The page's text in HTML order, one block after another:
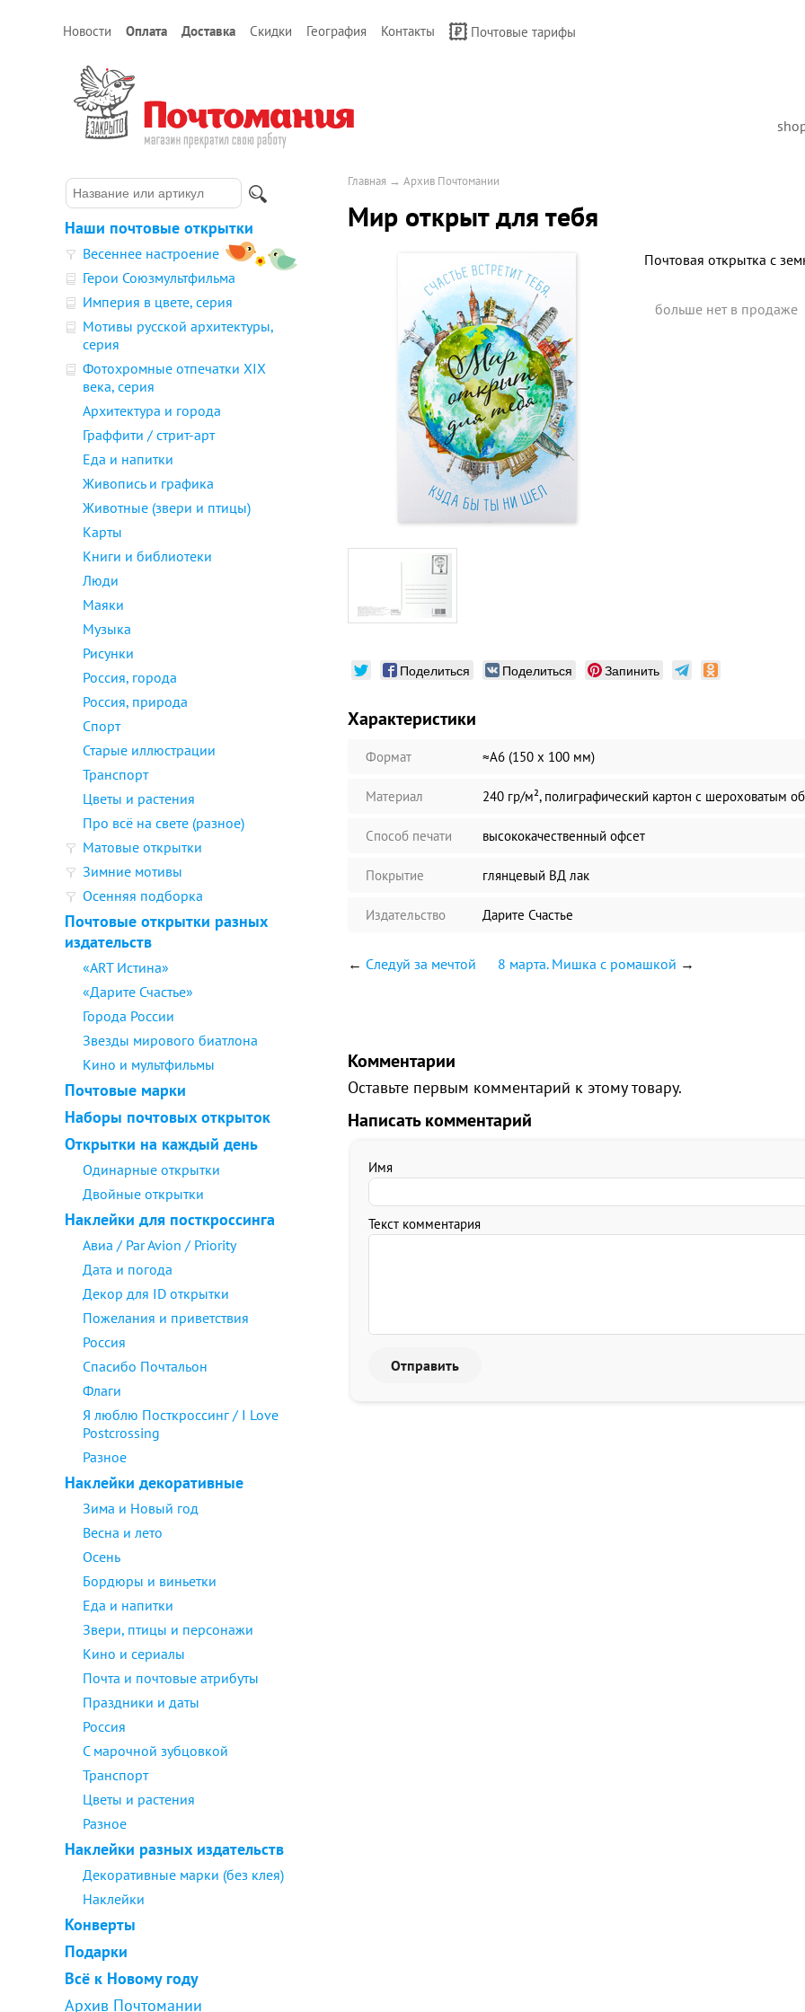
Новости Оплата Доставка Скидки География Контакты Почтовые тарифы
Наши почтовые открытки
Весеннее настроение
Герои Союзмультфильма
Империя в цвете, серия
Мотивы русской архитектуры,
серия
Фотохромные отпечатки XIX
века, серия
Архитектура и города
Граффити / стрит-арт
Еда и напитки
Живопись и графика
Животные (звери и птицы)
Карты
Книги и библиотеки
Люди
Маяки
Музыка
Рисунки
Россия, города
Россия, природа
Спорт
Старые иллюстрации
Транспорт
Цветы и растения
Про всё на свете (разное)
Матовые открытки
Зимние мотивы
Осенняя подборка
Почтовые открытки разных
издательств
«ART Истина»
«Дарите Счастье»
Города России
Звезды мирового биатлона
Кино и мультфильмы
Почтовые марки
Наборы почтовых открыток
Открытки на каждый день
Одинарные открытки
Двойные открытки
Наклейки для посткроссинга
Авиа / Par Avion / Priority
Дата и погода
Декор для ID открытки
Пожелания и приветствия
Россия
Спасибо Почтальон
Флаги
Я люблю Посткроссинг / I Love
Postcrossing
Разное
Наклейки декоративные
Зима и Новый год
Весна и лето
Осень
Бордюры и виньетки
Еда и напитки
Звери, птицы и персонажи
Кино и сериалы
Почта и почтовые атрибуты
Праздники и даты
Россия
С марочной зубцовкой
Транспорт
Цветы и растения
Разное
Наклейки разных издательств
Декоративные марки (без клея)
Наклейки
Конверты
Подарки
Всё к Новому году
Архив Почтомании
Главная → Архив Почтомании
Мир открыт для тебя
Почтовая открытка с
больше нет в продаже
Поделиться Поделиться Запинить
Характеристики
Формат ≈А6 (150 х 100 мм)
Материал 240 гр/м², полиграфический картон с шероховатым
Способ печати высококачественный офсет
Покрытие глянцевый ВД лак
Издательство Дарите Счастье
← Следуй за мечтой 8 марта. Мишка с ромашкой →
Комментарии
Оставьте первым комментарий к этому товару.
Написать комментарий
Имя
Текст комментария